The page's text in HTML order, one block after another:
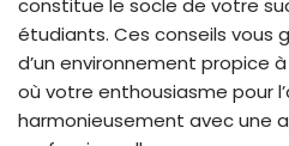
constitue le socle de votre
étudiants. Ces conseils vous
d’un environnement propice
où votre enthousiasme pour
harmonieusement avec une